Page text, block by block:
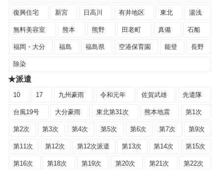
復興住宅 新宮 日高川 有井地区 東北 湯浅
無料美容室 熊本 熊野 田老町 真備 石船
福岡・大分 福島 福島県 空港保育園 能登 長野
除染
★派遣
10 17 九州豪雨 令和元年 佐賀武雄 先遣隊
台風19号 大分豪雨 東北第31次 熊本地震 第1次
第2次 第3次 第4次 第5次 第6次 第7次 第9次
第11次 第12次 第12次派遣 第13次 第14次 第15次
第16次 第18次 第19次 第20次 第21次 第22次